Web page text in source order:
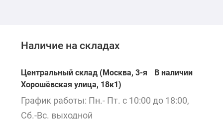
Наличие на складах
Центральный склад (Москва, 3-я
Хорошёвская улица, 18к1)
В наличии
График работы: Пн.- Пт. с 10:00 до 18:00,
Сб.-Вс. выходной